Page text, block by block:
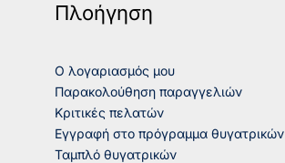
Πλοήγηση
Ο λογαριασμός μου
Παρακολούθηση παραγγελιών
Κριτικές πελατών
Εγγραφή στο πρόγραμμα θυγατρικών
Ταμπλό θυγατρικών